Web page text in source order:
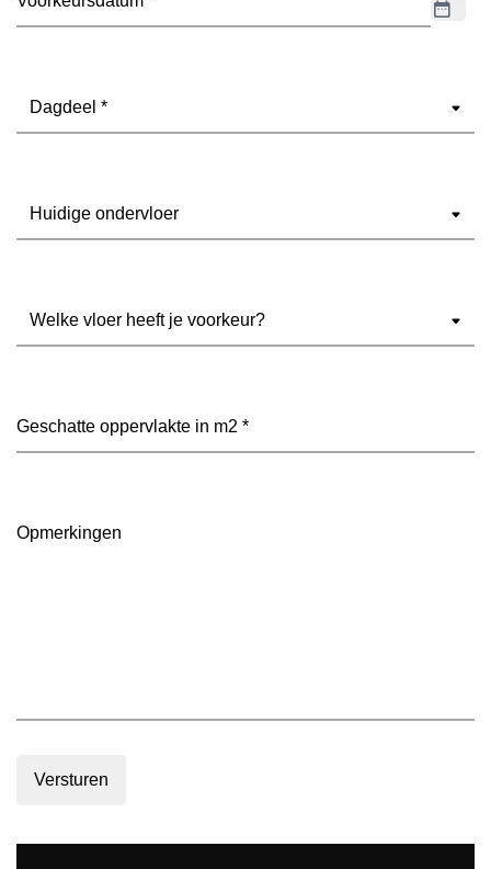
Dagdeel (Vereist)
Ondervloer (Vereist)
Welke
Geschatte
Opmerkingen
Versturen